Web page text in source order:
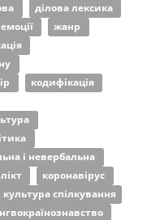
ділова лексика
емоції
жанр
кодифікація
і невербальна
коронавірус
культура спілкування